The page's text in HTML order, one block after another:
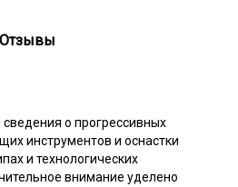
Отзывы
сведения о прогрессивных
инструментов и оснастки
и технологических
внимание уделено